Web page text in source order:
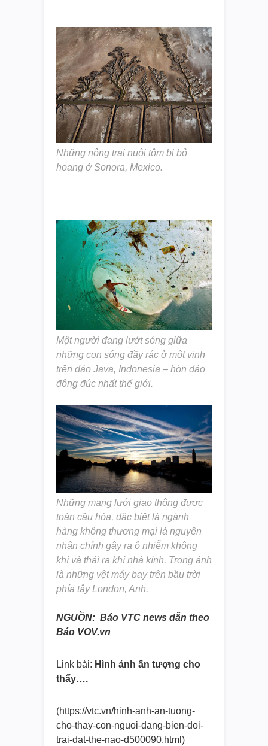
Những nông trại nuôi tôm bị bỏ
hoang ở Sonora, Mexico.
Một người đang lướt sóng giữa
những con sóng đầy rác ở một vịnh
trên đảo Java, Indonesia – hòn đảo
đông đúc nhất thế giới.
Những mạng lưới giao thông được
toàn cầu hóa, đặc biệt là ngành
hàng không thương mại là nguyên
nhân chính gây ra ô nhiễm không
khí và thải ra khí nhà kính. Trong ảnh
là những vệt máy bay trên bầu trời
phía tây London, Anh.
NGUỒN: Báo VTC news dẫn theo
Báo VOV.vn
Link bài: Hình ảnh ấn tượng cho
thấy….
(https://vtc.vn/hinh-anh-an-tuong-
cho-thay-con-nguoi-dang-bien-doi-
trai-dat-the-nao-d500090.html)